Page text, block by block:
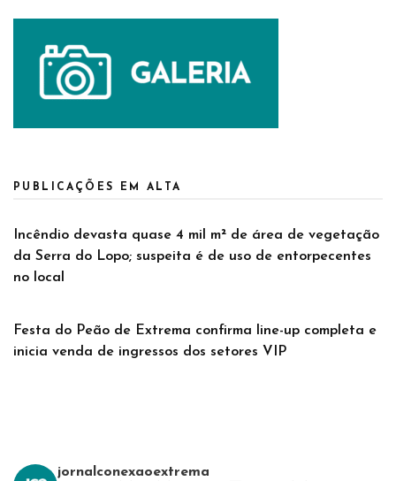
PUBLICAÇÕES EM ALTA
Incêndio devasta quase 4 mil m² de área de vegetação
da Serra do Lopo; suspeita é de uso de entorpecentes
no local
Festa do Peão de Extrema confirma line-up completa e
inicia venda de ingressos dos setores VIP
jornalconexaoextrema